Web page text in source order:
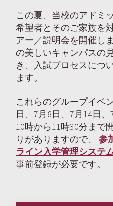
この夏、当校のアドミ
希望者とそのご家族を
アー／説明会を開催し
の美しいキャンパスの
き、入試プロセスにつ
ます。
これらのグループイベ
日、7月8日、7月14日
10時から11時30分まで
りがありますので、 参
ライン入学管理システ
事前登録が必要です。